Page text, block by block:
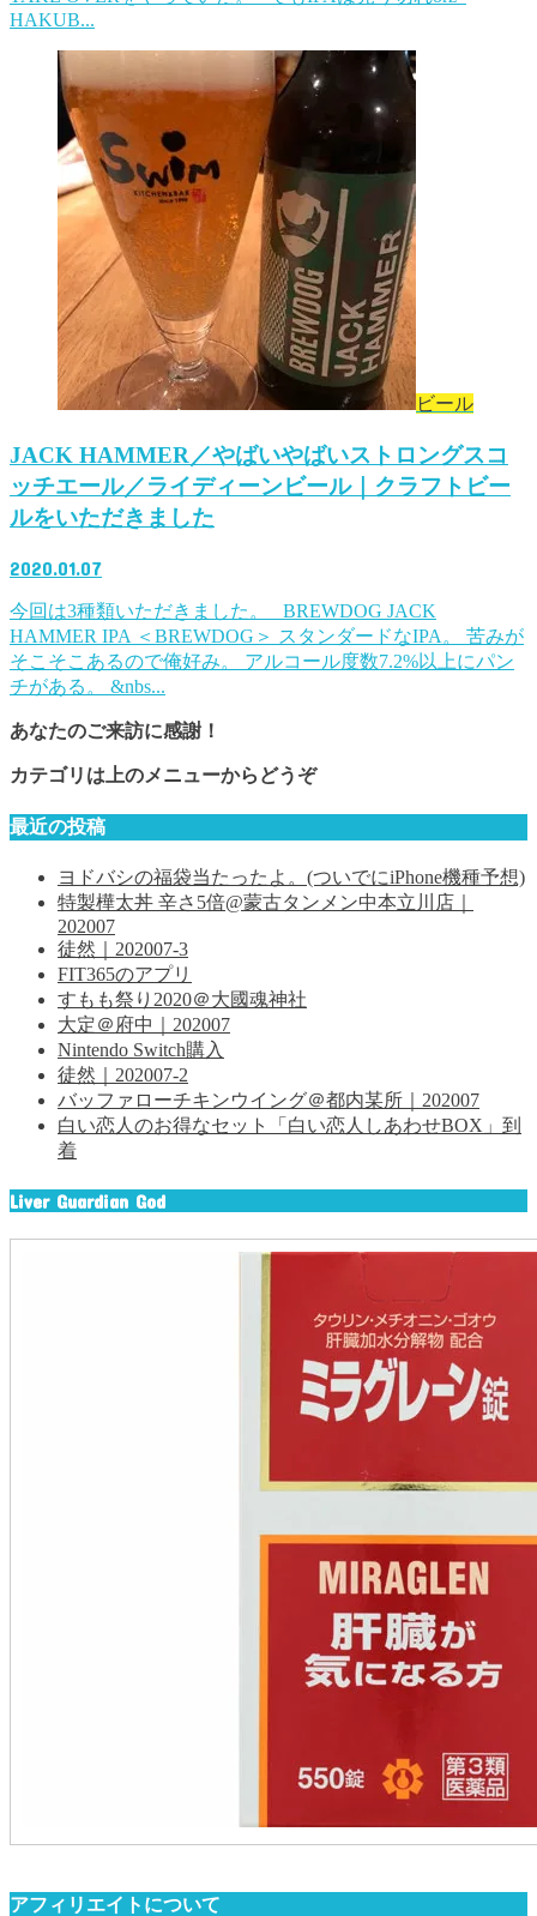
HAKUB...
ビール
JACK HAMMER／やばいやばいストロングスコ
ッチエール／ライディーンビール｜クラフトビー
ルをいただきました
2020.01.07
今回は3種類いただきました。 BREWDOG JACK
HAMMER IPA ＜BREWDOG＞ スタンダードなIPA。 苦みが
そこそこあるので俺好み。 アルコール度数7.2%以上にパン
チがある。 &nbs...
あなたのご来訪に感謝！
カテゴリは上のメニューからどうぞ
最近の投稿
ヨドバシの福袋当たったよ。(ついでにiPhone機種予想)
特製樺太丼 辛さ5倍@蒙古タンメン中本立川店｜
202007
徒然｜202007-3
FIT365のアプリ
すもも祭り2020＠大國魂神社
大定＠府中｜202007
Nintendo Switch購入
徒然｜202007-2
バッファローチキンウイング＠都内某所｜202007
白い恋人のお得なセット「白い恋人しあわせBOX」到
着
Liver Guardian God
アフィリエイトについて